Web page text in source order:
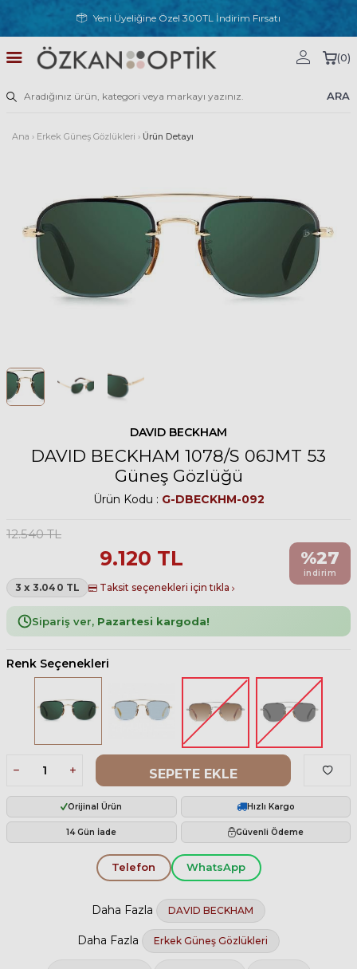
Yeni Üyeliğine Özel 300TL İndirim Fırsatı
ARA
(0)
Ana › Erkek Güneş Gözlükleri › Ürün Detayı
DAVID BECKHAM
DAVID BECKHAM 1078/S 06JMT 53
Güneş Gözlüğü
Ürün Kodu : G-DBECKHM-092
12.540TL
9.120 TL
3 x 3.040 TL Taksit seçenekleri için tıkla
%27
indirim
Sipariş ver, Pazartesi kargoda!
Renk Seçenekleri
SEPETE EKLE
Orijinal Ürün Hızlı Kargo
14 Gün İade Güvenli Ödeme
Telefon WhatsApp
Daha Fazla DAVID BECKHAM
Daha Fazla Erkek Güneş Gözlükleri